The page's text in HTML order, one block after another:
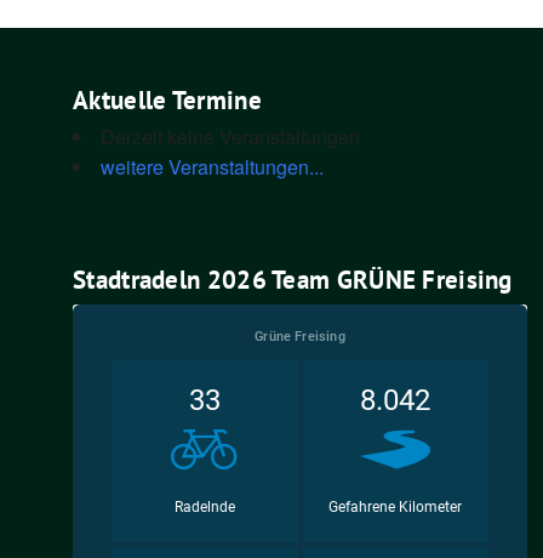
Aktuelle Termine
Derzeit keine Veranstaltungen
weitere Veranstaltungen...
Stadtradeln 2026 Team GRÜNE Freising